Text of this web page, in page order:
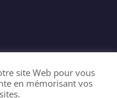
site Web pour vous
en mémorisant vos